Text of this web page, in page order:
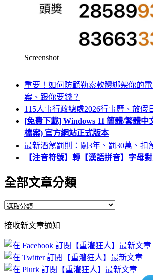
Screenshot
重要！如何防範勒索軟體綁架你的
案、跟你要錢？
115人事行政總處2026行事曆、放假
[免費下載] Windows 11 簡體/繁體中
檔案) 官方網站正式版本
最新酒駕罰則：關3年、罰30萬、扣
【注音符號】轉【漢語拼音】字母
全部文章分類
全
文
章
分
類
接收新文章通知